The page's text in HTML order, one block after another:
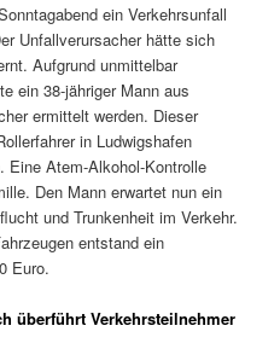
ein Verkehrsunfall
Unfallverursacher hätte sich
Aufgrund unmittelbar
ein 38-jähriger Mann aus
ermittelt werden. Dieser
in Ludwigshafen
Eine Atem-Alkohol-Kontrolle
Den Mann erwartet nun ein
und Trunkenheit im Verkehr.
entstand ein
Euro.
überführt Verkehrsteilnehmer